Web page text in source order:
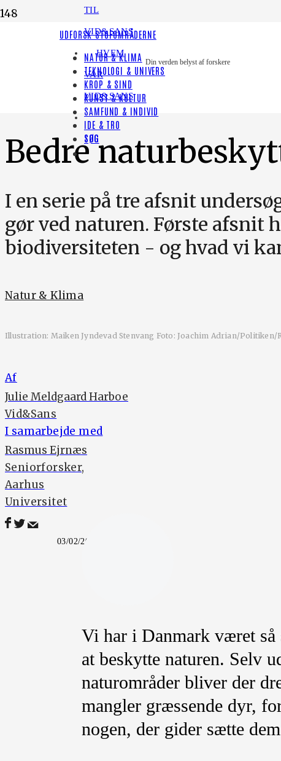
TIL
VID&SANS
HVEM
VAR
VID&SANS
Din verden belyst af forskere
UDFORSK STOFOMRÅDERNE
NATUR & KLIMA
TEKNOLOGI & UNIVERS
KROP & SIND
KUNST & KULTUR
SAMFUND & INDIVID
IDE & TRO
SØG
LYT TIL HISTORIEN
[render_share_by]
Bedre
I en serie på tre afsnit
gør ved naturen. Første afsnit
biodiversiteten - og hvad vi
Natur & Klima
Illustration: Maiken Jyndevad Stenvang Foto: Joachim Adrian/Politiken/
Af
Julie Meldgaard Harboe
Vid&Sans
I samarbejde med
Rasmus Ejrnæs
Seniorforsker,
Aarhus
Universitet
03/02/2023
Vi har i Danmark været
at beskytte naturen. Selv
naturområder bliver der
mangler græssende dyr,
nogen, der gider sætte